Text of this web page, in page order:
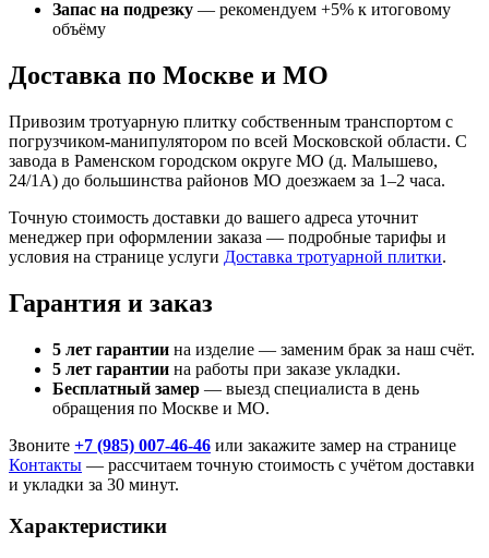
Запас на подрезку — рекомендуем +5% к итоговому
объёму
Доставка по Москве и МО
Привозим тротуарную плитку собственным транспортом с
погрузчиком-манипулятором по всей Московской области. С
завода в Раменском городском округе МО (д. Малышево,
24/1А) до большинства районов МО доезжаем за 1–2 часа.
Точную стоимость доставки до вашего адреса уточнит
менеджер при оформлении заказа — подробные тарифы и
условия на странице услуги Доставка тротуарной плитки.
Гарантия и заказ
5 лет гарантии на изделие — заменим брак за наш счёт.
5 лет гарантии на работы при заказе укладки.
Бесплатный замер — выезд специалиста в день
обращения по Москве и МО.
Звоните +7 (985) 007-46-46 или закажите замер на странице
Контакты — рассчитаем точную стоимость с учётом доставки
и укладки за 30 минут.
Характеристики